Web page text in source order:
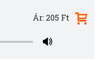
Ár: 205 Ft